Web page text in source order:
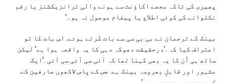
پھیری کی تاکہ مجھے اکاؤنٹ سے ہونے والی ٹرانزیکشنز یا رقم
نکلوانے کی کوئی اطلاع یا پیغام موصول نہ ہو۔‘
بینک کے ترجمان نے بی بی سی سے بات کرتے ہوئے. اس بات کا تو
اعتراف کیا کہ .’درحقیقت دھوکہ دہی کا یہ واقعہ ہوا ہے‘ لیکن
ساتھ ہی اُن کا یہ بھی کہنا تھا کہ آئی سی آئی سی آئی .’ایک
مشہور اور قابلِ بھروسہ بینک ہے. جس کے پاس لاکھوں صارفین کے